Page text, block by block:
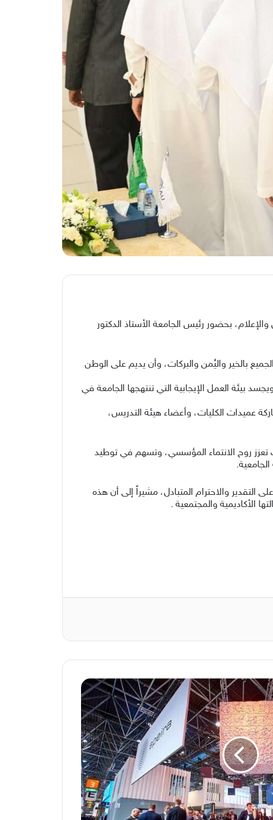
بحضور رئيس الجامعة الأستاذ الدكتور
بالخير واليُمن والبركات، وأن يديم على الوطن
بيئة العمل الإيجابية التي تنتهجها الجامعة في
عميدات الكليات، وأعضاء هيئة التدريس،
تعزز روح الانتماء المؤسسي، وتسهم في توطيد
والاحترام المتبادل، مشيراً إلى أن هذه
الأكاديمية والمجتمعية .